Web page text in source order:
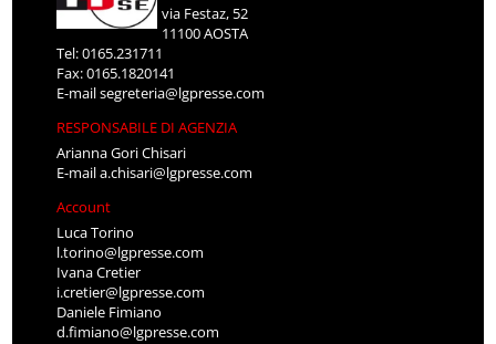
via Festaz, 52
11100 AOSTA
Tel: 0165.231711
Fax: 0165.1820141
E-mailsegreteria@lgpresse.com
RESPONSABILE DI AGENZIA
Arianna Gori Chisari
E-maila.chisari@lgpresse.com
Account
Luca Torino
l.torino@lgpresse.com
Ivana Cretier
i.cretier@lgpresse.com
Daniele Fimiano
d.fimiano@lgpresse.com